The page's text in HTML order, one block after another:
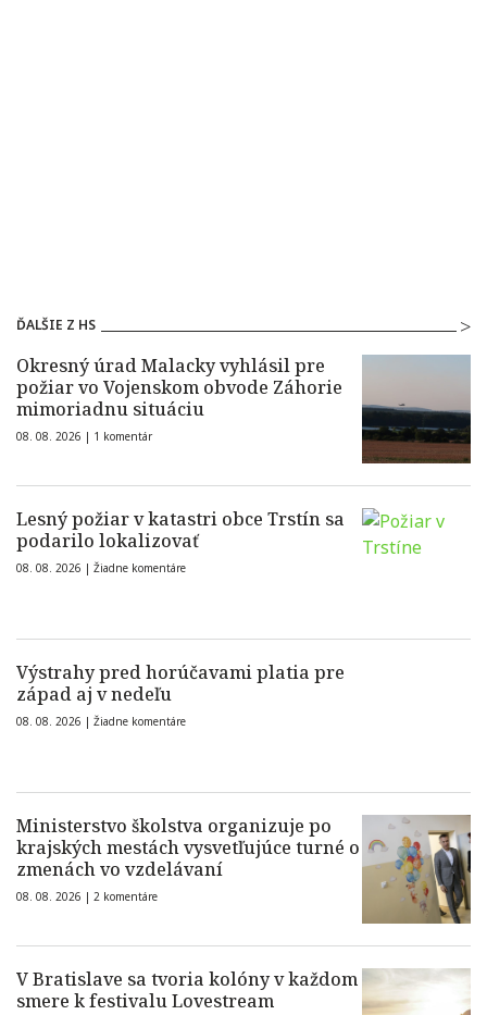
ĎALŠIE Z HS
Okresný úrad Malacky vyhlásil pre
požiar vo Vojenskom obvode Záhorie
mimoriadnu situáciu
08. 08. 2026 | 1 komentár
Lesný požiar v katastri obce Trstín sa
podarilo lokalizovať
08. 08. 2026 | Žiadne komentáre
Výstrahy pred horúčavami platia pre
západ aj v nedeľu
08. 08. 2026 | Žiadne komentáre
Ministerstvo školstva organizuje po
krajských mestách vysvetľujúce turné o
zmenách vo vzdelávaní
08. 08. 2026 | 2 komentáre
V Bratislave sa tvoria kolóny v každom
smere k festivalu Lovestream